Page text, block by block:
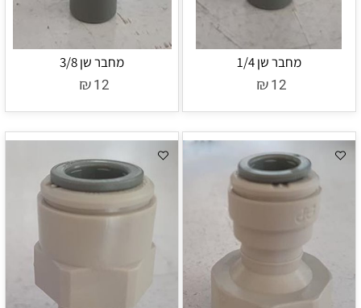
מחבר שן 1/4
₪12
מחבר שן 3/8
₪12